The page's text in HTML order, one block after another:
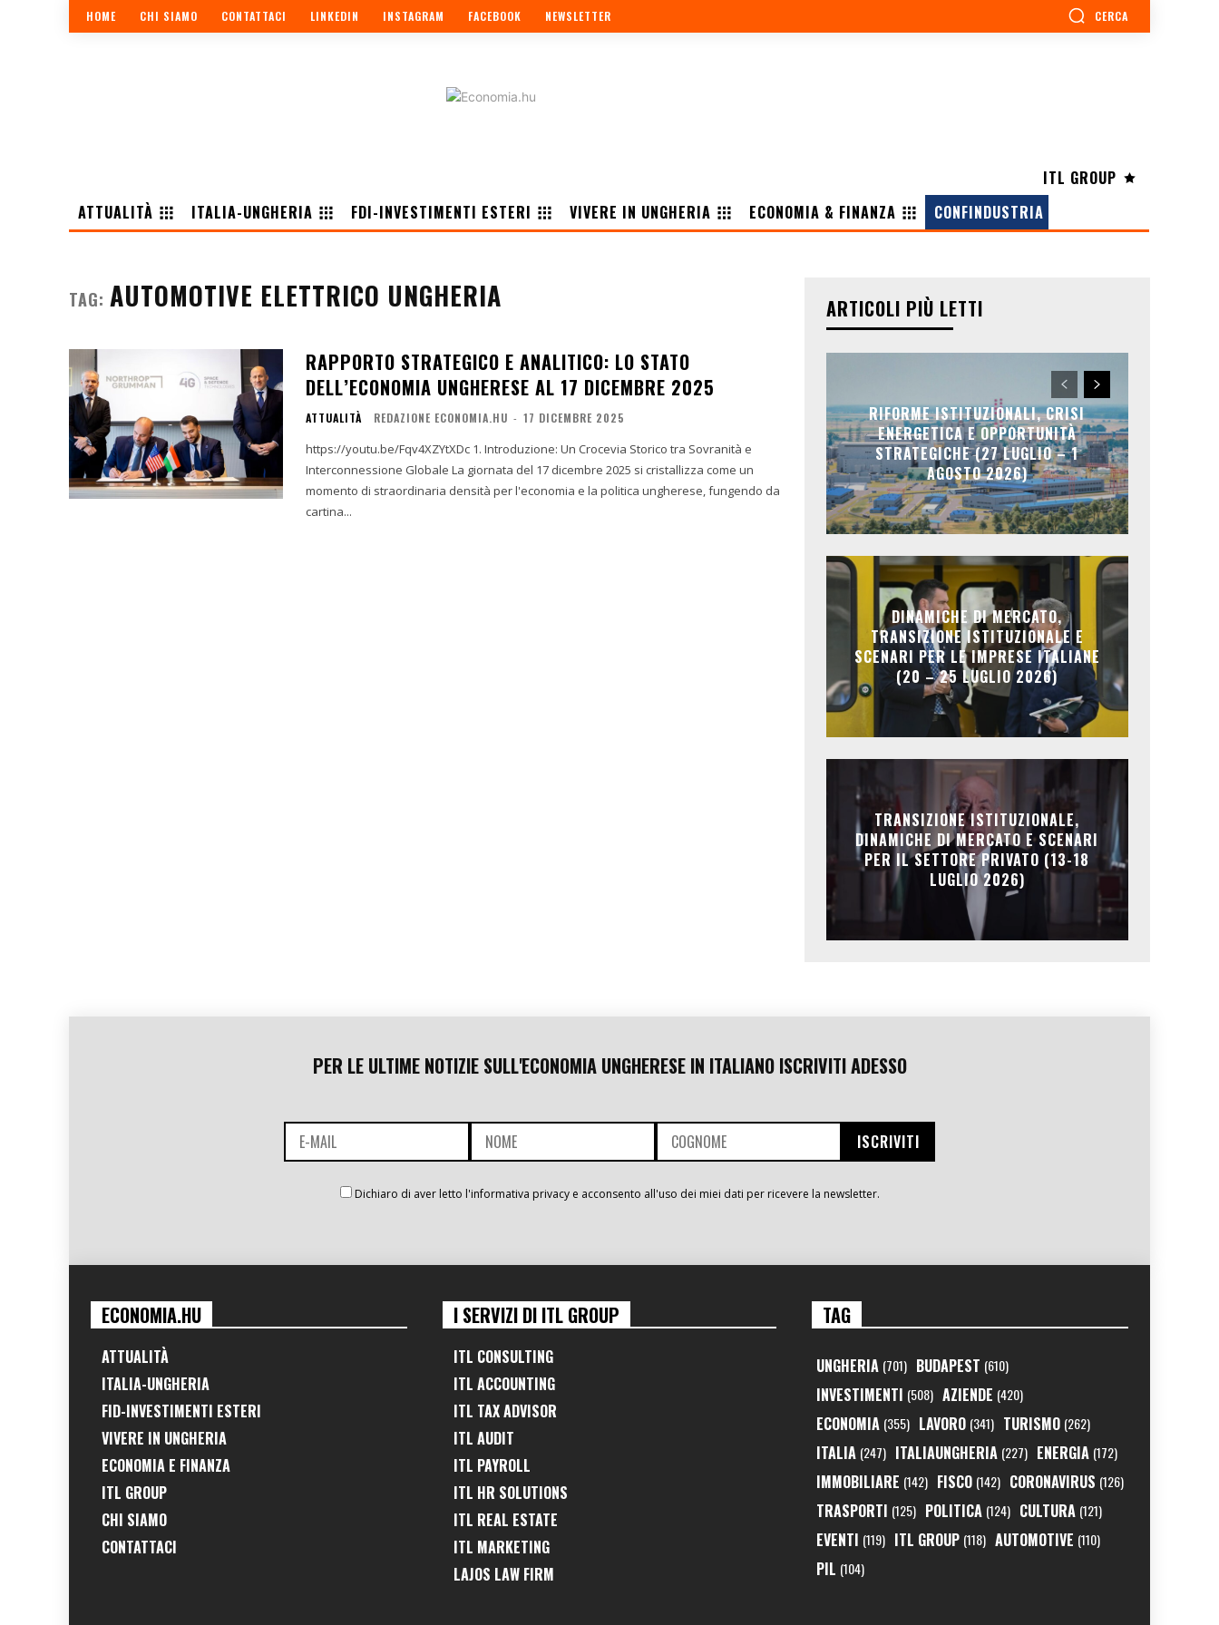
HOME CHI SIAMO CONTATTACI LINKEDIN INSTAGRAM FACEBOOK NEWSLETTER CERCA
ITL GROUP
ATTUALITÀ
ITALIA-UNGHERIA FDI-INVESTIMENTI ESTERI VIVERE IN UNGHERIA ECONOMIA & FINANZA CONFINDUSTRIA
TAG: AUTOMOTIVE ELETTRICO UNGHERIA
RAPPORTO STRATEGICO E ANALITICO: LO STATO
DELL’ECONOMIA UNGHERESE AL 17 DICEMBRE 2025
ATTUALITÀ REDAZIONE ECONOMIA.HU - 17 DICEMBRE 2025
https://youtu.be/Fqv4XZYtXDc 1. Introduzione: Un Crocevia Storico tra Sovranità e
Interconnessione Globale La giornata del 17 dicembre 2025 si cristallizza come un
momento di straordinaria densità per l'economia e la politica ungherese, fungendo da
cartina...
ARTICOLI PIÙ LETTI
RIFORME ISTITUZIONALI, CRISI
ENERGETICA E OPPORTUNITÀ
STRATEGICHE (27 LUGLIO – 1
AGOSTO 2026)
DINAMICHE DI MERCATO,
TRANSIZIONE ISTITUZIONALE E
SCENARI PER LE IMPRESE ITALIANE
(20 – 25 LUGLIO 2026)
TRANSIZIONE ISTITUZIONALE,
DINAMICHE DI MERCATO E SCENARI
PER IL SETTORE PRIVATO (13-18
LUGLIO 2026)
PER LE ULTIME NOTIZIE SULL'ECONOMIA UNGHERESE IN ITALIANO ISCRIVITI ADESSO
Dichiaro di aver letto l'informativa privacy e acconsento all'uso dei miei dati per ricevere la newsletter.
ECONOMIA.HU
ATTUALITÀ
ITALIA-UNGHERIA
FID-INVESTIMENTI ESTERI
VIVERE IN UNGHERIA
ECONOMIA E FINANZA
ITL GROUP
CHI SIAMO
CONTATTACI
I SERVIZI DI ITL GROUP
ITL CONSULTING
ITL ACCOUNTING
ITL TAX ADVISOR
ITL AUDIT
ITL PAYROLL
ITL HR SOLUTIONS
ITL REAL ESTATE
ITL MARKETING
LAJOS LAW FIRM
TAG
UNGHERIA (701) BUDAPEST (610)
INVESTIMENTI (508) AZIENDE (420)
ECONOMIA (355) LAVORO (341) TURISMO (262)
ITALIA (247) ITALIAUNGHERIA (227) ENERGIA (172)
IMMOBILIARE (142) FISCO (142) CORONAVIRUS (126)
TRASPORTI (125) POLITICA (124) CULTURA (121)
EVENTI (119) ITL GROUP (118) AUTOMOTIVE (110)
PIL (104)